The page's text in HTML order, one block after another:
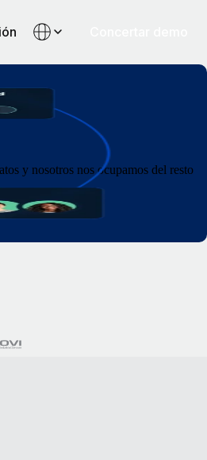
y nosotros nos ocupamos del resto